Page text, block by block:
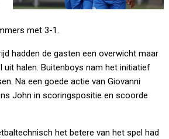
met 3-1.
hadden de gasten een overwicht maar
uit halen. Buitenboys nam het initiatief
Na een goede actie van Giovanni
John in scoringspositie en scoorde
het betere van het spel had